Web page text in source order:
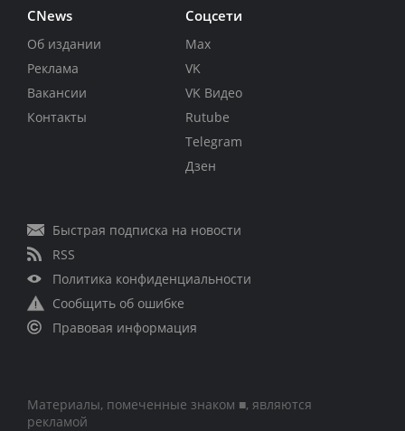
CNews
Об издании
Реклама
Вакансии
Контакты
Соцсети
Max
VK
VK Видео
Rutube
Telegram
Дзен
Быстрая подписка на новости
RSS
Политика конфиденциальности
Сообщить об ошибке
Правовая информация
Материалы, помеченные знаком ■, являются
рекламой